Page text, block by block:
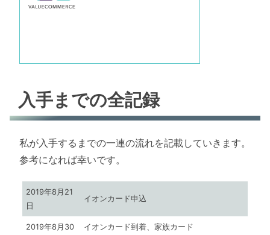
入手までの全記録
私が入手するまでの一連の流れを記載していきます。
参考になれば幸いです。
2019年8月21
日
イオンカード申込
2019年8月30
イオンカード到着、家族カード